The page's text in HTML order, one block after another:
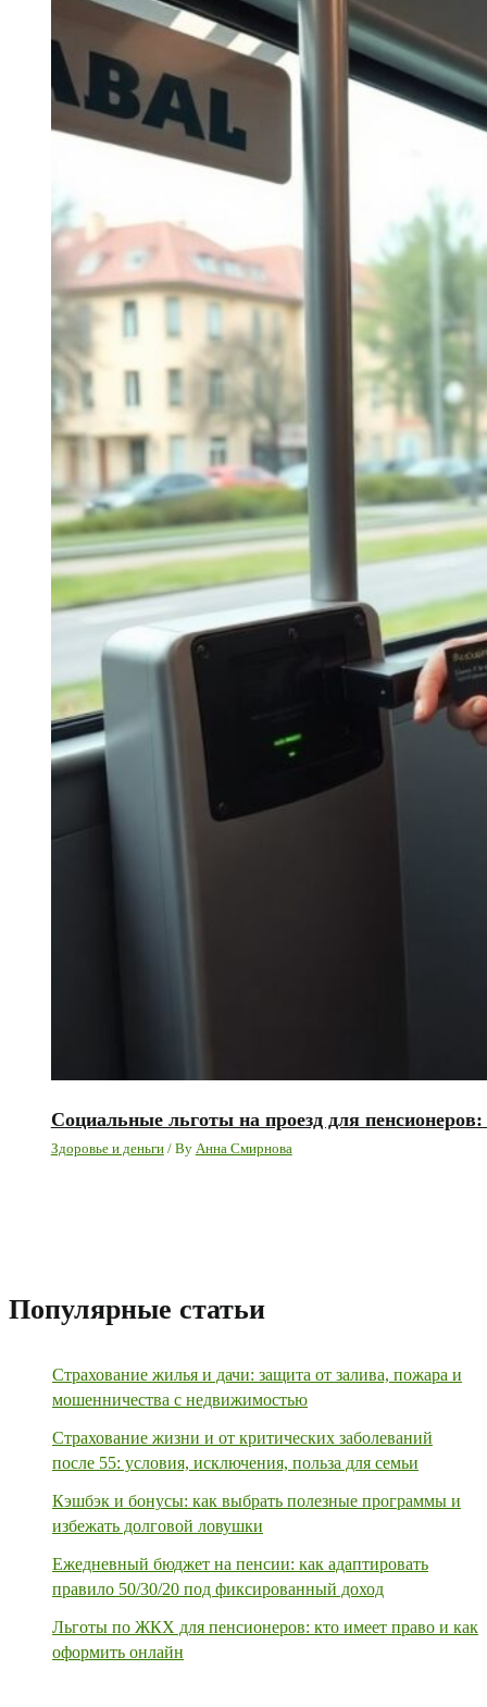
Социальные льготы на проезд для
Здоровье и деньги/ By Анна Смирнова
Популярные статьи
Страхование жилья и дачи: защита от залива, пожара и
мошенничества с недвижимостью
Страхование жизни и от критических заболеваний
после 55: условия, исключения, польза для семьи
Кэшбэк и бонусы: как выбрать полезные программы и
избежать долговой ловушки
Ежедневный бюджет на пенсии: как адаптировать
правило 50/30/20 под фиксированный доход
Льготы по ЖКХ для пенсионеров: кто имеет право и как
оформить онлайн